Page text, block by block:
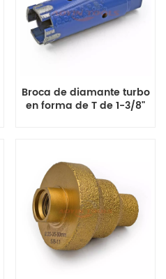
Broca de diamante turbo
en forma de T de 1-3/8"